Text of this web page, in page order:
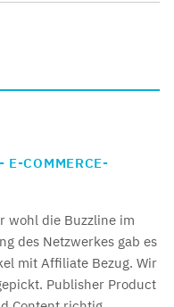
COMMERCE-
wohl die Buzzline im
des Netzwerkes gab es
mit Affiliate Bezug. Wir
Publisher Product